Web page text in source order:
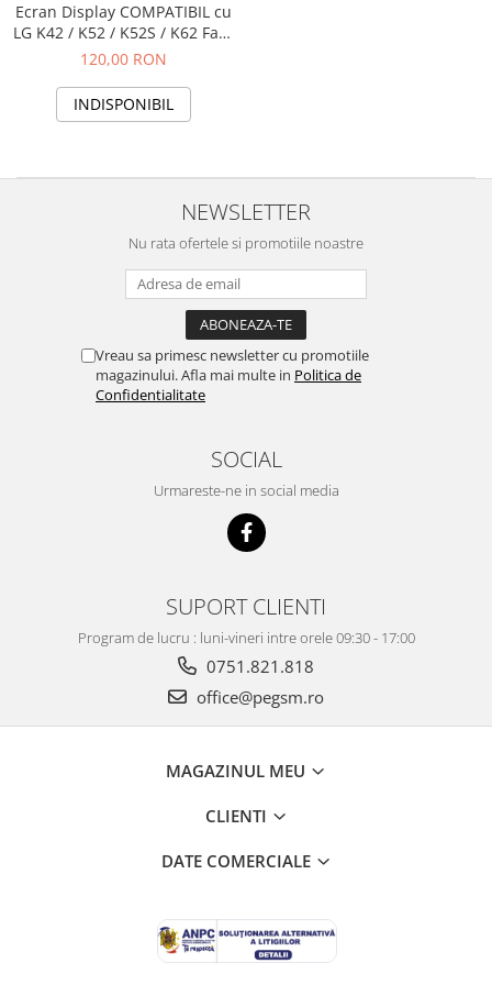
NOKIA COMPATIBILE
Ecrane Pentru VIVO
VIVO COMPATIBILE
Ecrane Pentru OPPO
Ecrane Pentru REALME
REALME COMPATIBILE
REALME SERVICE PACK
LG COMPATIBILE
Ecrane Pentru DOOGEE
ECRANE LENOVO COMPATIBILE
Boxe Portabile
Ecrane COMPATIBILE pentru
HUAWEI COMPATIBILE
HUAWEI SERVICE PACK
Ecran Display COMPATIBIL cu
LG K42 / K52 / K52S / K62 Fara
Rama
120,00 RON
INDISPONIBIL
NEWSLETTER
Nu rata ofertele si promotiile noastre
Vreau sa primesc newsletter cu promotiile
magazinului. Afla mai multe in Politica de
Confidentialitate
SOCIAL
Urmareste-ne in social media
SUPORT CLIENTI
Program de lucru : luni-vineri intre orele 09:30 - 17:00
0751.821.818
office@pegsm.ro
MAGAZINUL MEU
CLIENTI
DATE COMERCIALE